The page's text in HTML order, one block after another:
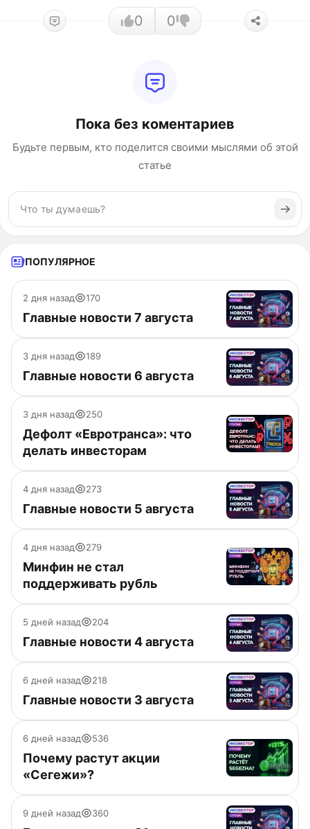
0 0
Пока без коментариев
Будьте первым, кто поделится своими мыслями об этой
статье
ПОПУЛЯРНОЕ
2 дня назад 170
Главные новости 7 августа
3 дня назад 189
Главные новости 6 августа
3 дня назад 250
Дефолт «Евротранса»: что
делать инвесторам
4 дня назад 273
Главные новости 5 августа
4 дня назад 279
Минфин не стал
поддерживать рубль
5 дней назад 204
Главные новости 4 августа
6 дней назад 218
Главные новости 3 августа
6 дней назад 536
Почему растут акции
«Сегежи»?
9 дней назад 360